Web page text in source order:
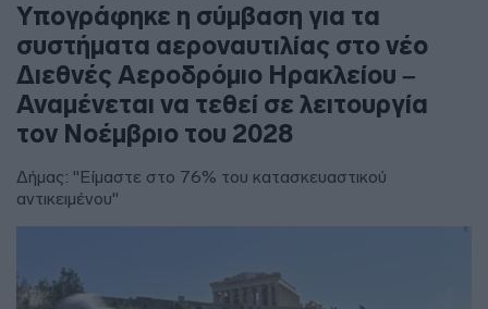
Υπογράφηκε η σύμβαση για τα
συστήματα αεροναυτιλίας στο νέο
Διεθνές Αεροδρόμιο Ηρακλείου –
Αναμένεται να τεθεί σε λειτουργία
τον Νοέμβριο του 2028
Δήμας: "Είμαστε στο 76% του κατασκευαστικού
αντικειμένου"